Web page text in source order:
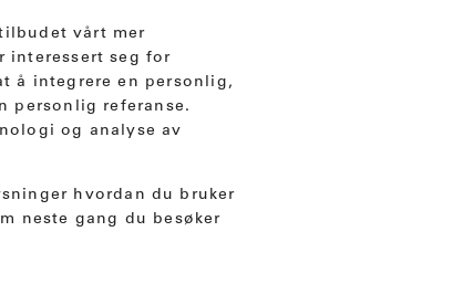
vårt mer
interessert seg for
å integrere en personlig,
personlig referanse.
og analyse av
hvordan du bruker
neste gang du besøker